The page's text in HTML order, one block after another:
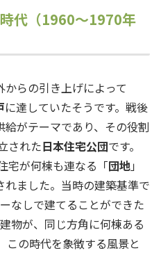
代（1960～1970年
らの引き上げによって
に達していたそうです。戦後
がテーマであり、その役割
された日本住宅公団です。
宅が何棟も連なる「団地」
ました。当時の建築基準で
なしで建てることができた
物が、同じ方角に何棟ある
この時代を象徴する風景と